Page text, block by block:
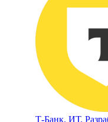
Т-Банк. ИТ.